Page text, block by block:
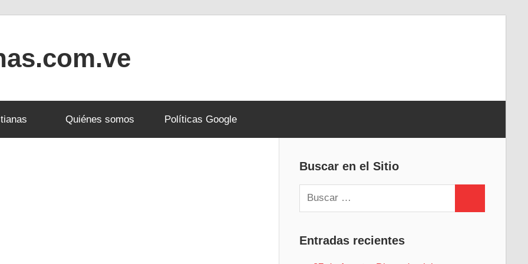
Quiénes somos Políticas Google
Buscar en el Sitio
Buscar:
Entradas recientes